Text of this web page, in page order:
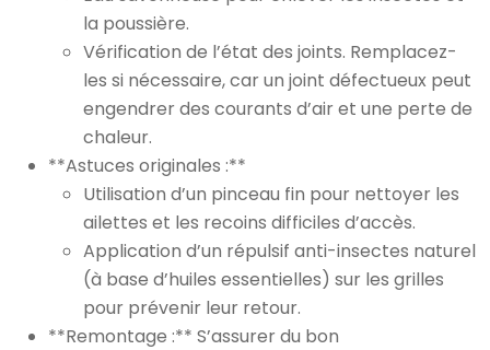
la poussière.
Vérification de l’état des joints. Remplacez-
les si nécessaire, car un joint défectueux peut
engendrer des courants d’air et une perte de
chaleur.
**Astuces originales :**
Utilisation d’un pinceau fin pour nettoyer les
ailettes et les recoins difficiles d’accès.
Application d’un répulsif anti-insectes naturel
(à base d’huiles essentielles) sur les grilles
pour prévenir leur retour.
**Remontage :** S’assurer du bon